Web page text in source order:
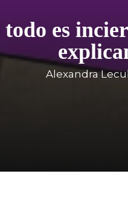
es
Alexandra